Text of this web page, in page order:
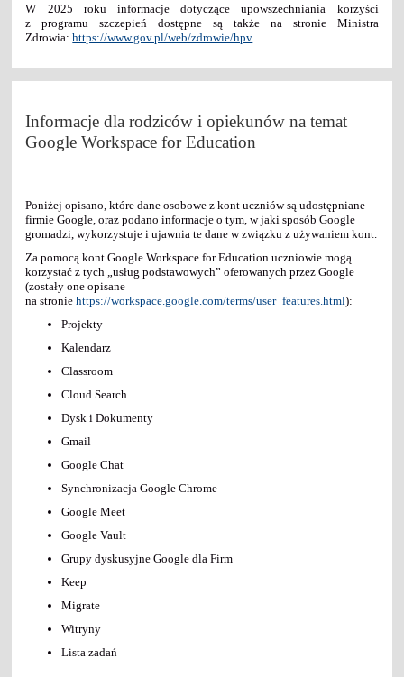
W 2025 roku informacje dotyczące upowszechniania korzyści
z programu szczepień dostępne są także na stronie Ministra
Zdrowia:https://www.gov.pl/web/zdrowie/hpv
Informacje dla rodziców i opiekunów na temat
Google Workspace for Education
Poniżej opisano, które dane osobowe z kont uczniów są udostępniane
firmie Google, oraz podano informacje o tym, w jaki sposób Google
gromadzi, wykorzystuje i ujawnia te dane w związku z używaniem kont.
Za pomocą kont Google Workspace for Education uczniowie mogą
korzystać z tych „usług podstawowych” oferowanych przez Google
(zostały one opisane
na stroniehttps://workspace.google.com/terms/user_features.html):
Projekty
Kalendarz
Classroom
Cloud Search
Dysk i Dokumenty
Gmail
Google Chat
Synchronizacja Google Chrome
Google Meet
Google Vault
Grupy dyskusyjne Google dla Firm
Keep
Migrate
Witryny
Lista zadań